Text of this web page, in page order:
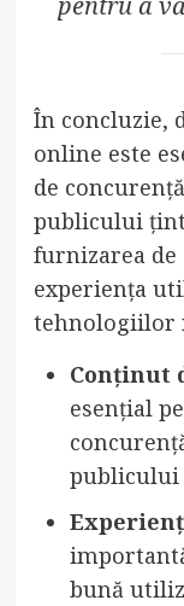
În concluzie,
online este
de
publicului
furnizarea de
experiența
tehnologiilor
Conținut
esențial
publicului
bună